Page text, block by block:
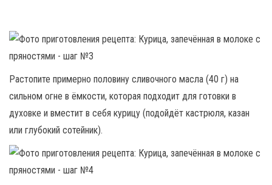
Растопите примерно половину сливочного масла (40 г) на
сильном огне в ёмкости, которая подходит для готовки в
духовке и вместит в себя курицу (подойдёт кастрюля, казан
или глубокий сотейник).